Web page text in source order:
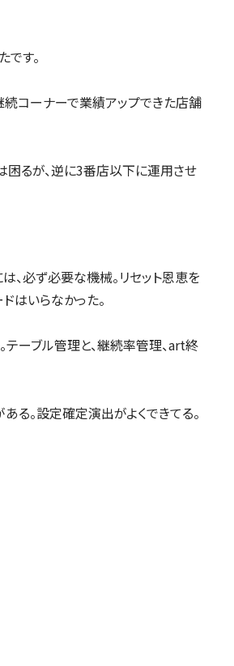
す。
続コーナーで業績アップできた店舗
困るが、逆に3番店以下に運用させ
、必ず必要な機械。リセット恩恵を
はいらなかった。
テーブル管理と、継続率管理、art終
る。設定確定演出がよくできてる。